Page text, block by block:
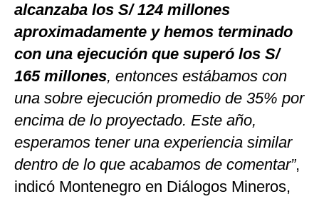
alcanzaba los S/ 124 millones
aproximadamente y hemos terminado
con una ejecución que superó los S/
165 millones, entonces estábamos con
una sobre ejecución promedio de 35% por
encima de lo proyectado. Este año,
esperamos tener una experiencia similar
dentro de lo que acabamos de comentar”,
indicó Montenegro en Diálogos Mineros,